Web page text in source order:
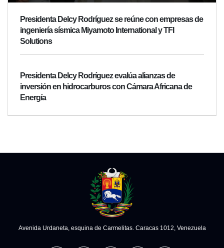
Presidenta Delcy Rodríguez se reúne con empresas de
ingeniería sísmica Miyamoto International y TFI
Solutions
Presidenta Delcy Rodríguez evalúa alianzas de
inversión en hidrocarburos con Cámara Africana de
Energía
Avenida Urdaneta, esquina de Carmelitas. Caracas 1012, Venezuela